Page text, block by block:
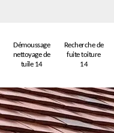
Démoussage
nettoyage de
tuile 14
Recherche de
fuite toiture
14